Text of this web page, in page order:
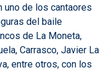
uno de los cantaores
del baile
de La Moneta,
Carrasco, Javier La
entre otros, con los